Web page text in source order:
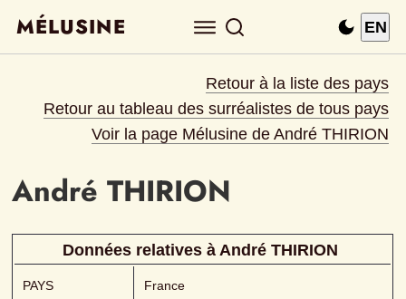
MÉLUSINE EN
Retour à la liste des pays
Retour au tableau des surréalistes de tous pays
Voir la page Mélusine de André THIRION
André THIRION
Données relatives à André THIRION
PAYS France